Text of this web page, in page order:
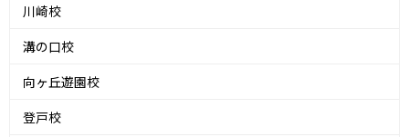
川崎校
溝の口校
向ヶ丘遊園校
登戸校